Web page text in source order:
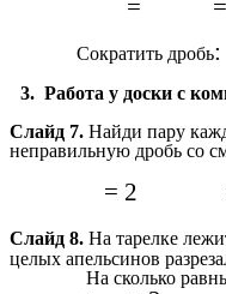
= =
Сократить дробь:
3. Работа у доски с
Слайд 7. Найди пару
неправильную дробь со
= 2
Слайд 8. На тарелке
целых апельсинов
На сколько равных